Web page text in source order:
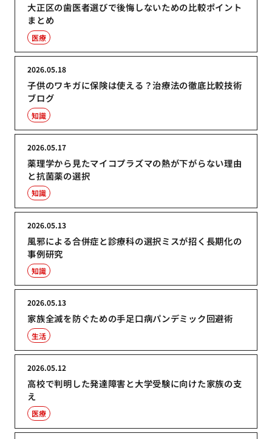
大正区の歯医者選びで後悔しないための比較ポイント
まとめ
医療
子供のワキガに保険は使える？治療法の徹底比較技術
ブログ
2026.05.18
知識
薬理学から見たマイコプラズマの熱が下がらない理由
と抗菌薬の選択
2026.05.17
知識
風邪による合併症と診療科の選択ミスが招く長期化の
事例研究
2026.05.13
知識
家族全滅を防ぐための手足口病パンデミック回避術
2026.05.13
生活
高校で判明した発達障害と大学受験に向けた家族の支
え
2026.05.12
医療